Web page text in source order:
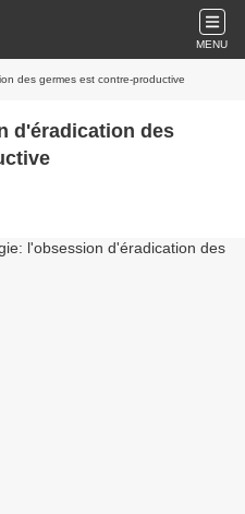
MENU
des germes est contre-productive
d'éradication des